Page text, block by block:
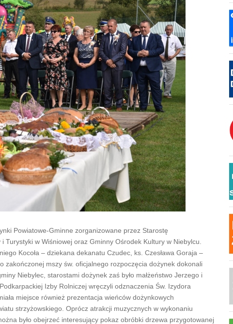
Powiatowe-Gminne zorganizowane przez Starostę
w Wiśniowej oraz Gminny Ośrodek Kultury w Niebylcu.
Kocoła – dziekana dekanatu Czudec, ks. Czesława Goraja –
zakończonej mszy św. oficjalnego rozpoczęcia dożynek dokonali
Niebylec, starostami dożynek zaś było małżeństwo Jerzego i
Izby Rolniczej wręczyli odznaczenia Św. Izydora
miejsce również prezentacja wieńców dożynkowych
strzyżowskiego. Oprócz atrakcji muzycznych w wykonaniu
było obejrzeć interesujący pokaz obróbki drzewa przygotowanej